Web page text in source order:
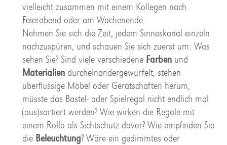
vielleicht zusammen mit einem Kollegen nach
Feierabend oder am Wochenende.
Nehmen Sie sich die Zeit, jedem Sinneskanal einzeln
nachzuspüren, und schauen Sie sich zuerst um: Was
sehen Sie? Sind viele verschiedene Farbenund
Materialiendurcheinandergewürfelt, stehen
überflüssige Möbel oder Gerätschaften herum,
müsste das Bastel- oder Spielregal nicht endlich mal
(aus)sortiert werden? Wie wirken die Regale mit
einem Rollo als Sichtschutz davor? Wie empfinden Sie
die Beleuchtung? Wäre ein gedimmtes oder